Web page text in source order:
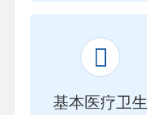

基本医疗卫生